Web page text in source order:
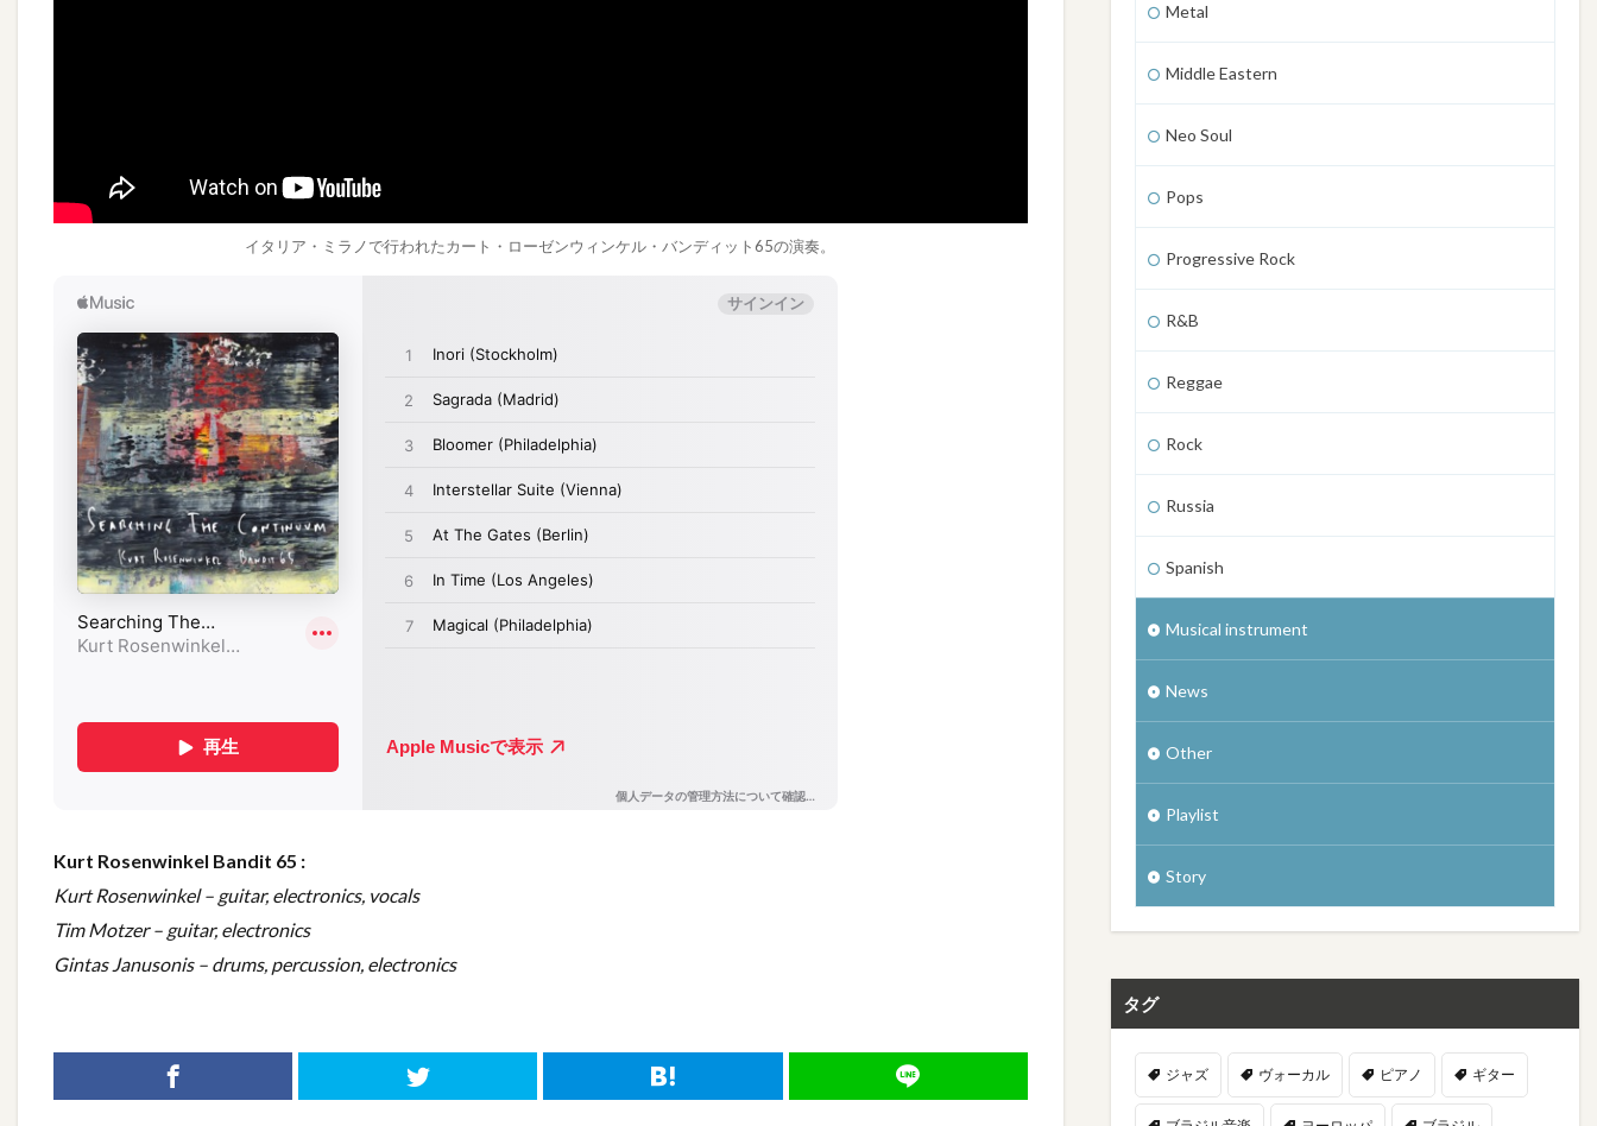
イタリア・ミラノで行われたカート・ローゼンウィンケル・バンディット65の演奏。
Kurt Rosenwinkel Bandit 65 :
Kurt Rosenwinkel – guitar, electronics, vocals
Tim Motzer – guitar, electronics
Gintas Janusonis – drums, percussion, electronics
Metal
Middle Eastern
Neo Soul
Pops
Progressive Rock
R&B
Reggae
Rock
Russia
Spanish
Musical instrument
News
Other
Playlist
Story
タグ
ジャズ ヴォーカル ピアノ ギター